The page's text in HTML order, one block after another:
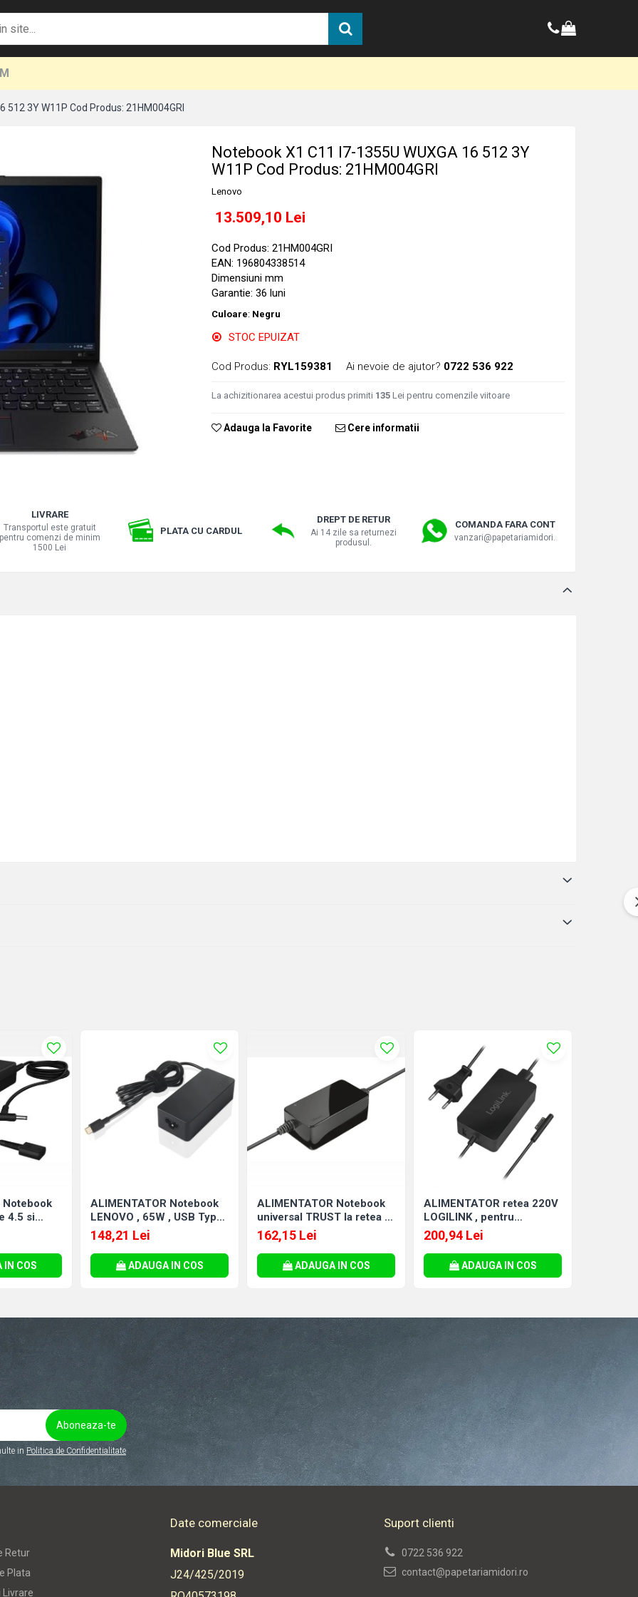
512 3Y W11P Cod Produs: 21HM004GRI
Notebook X1 C11 I7-1355U WUXGA 16 512 3Y
W11P Cod Produs: 21HM004GRI
Lenovo
13.509,10 Lei
Cod Produs: 21HM004GRI
EAN: 196804338514
Dimensiuni mm
Garantie: 36 luni
Culoare: Negru
STOC EPUIZAT
Cod Produs: RYL159381 Ai nevoie de ajutor? 0722 536 922
La achizitionarea acestui produs primiti 135 Lei pentru comenzile viitoare
Adauga la Favorite Cere informatii
LIVRARE
Transportul este gratuit
pentru comenzi de minim
1500 Lei
PLATA CU CARDUL
DREPT DE RETUR
Ai 14 zile sa returnezi
produsul.
COMANDA FARA CONT
vanzari@papetariamidori.ro
Notebook
4.5 si
IN COS
ALIMENTATOR Notebook
LENOVO , 65W , USB Type-
C , Cod Produs:
4X20M26272
148,21 Lei
ADAUGA IN COS
ALIMENTATOR Notebook
universal TRUST la retea ,
45 Watt , iesire 18 - 20 Volt
, Cod Produs: TR-21904
162,15 Lei
ADAUGA IN COS
ALIMENTATOR retea 220V
LOGILINK , pentru
Microsoft Surface ,
compatibil cu Pro 6/4/3 si
Laptop/Go/Book , 44W ,
USB 5V/1A , 0.5m , negru ,
200,94 Lei
ADAUGA IN COS
in Politica de Confidentialitate
Retur
Plata
Livrare
Date comerciale
Midori Blue SRL
J24/425/2019
Suport clienti
0722 536 922
contact@papetariamidori.ro